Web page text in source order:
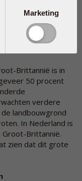
Op grond
die laten zien hoe
het seleengehalte
Brittannië is in
50 procent
verdere
landbouwgrond
In Nederland is
Groot-Brittannië.
zien dat dit grote
Marketing